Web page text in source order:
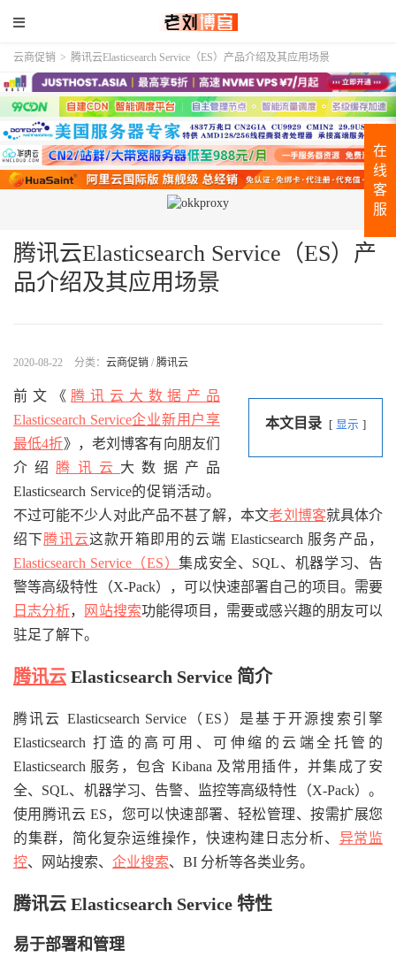
云商促销 > 腾讯云Elasticsearch Service（ES）产品介绍及其应用场景
腾讯云Elasticsearch Service（ES）产
品介绍及其应用场景
2020-08-22 分类： 云商促销 / 腾讯云
本文目录 显示
前文《 腾讯云大数据产品
Elasticsearch Service企业新用户享
最低4折》，老刘博客有向朋友们
介绍 腾讯云 大数据产品
Elasticsearch Service的促销活动。
不过可能不少人对此产品不甚了解，本文老刘博客就具体介
绍下腾讯云这款开箱即用的云端 Elasticsearch 服务产品，
Elasticsearch Service（ES）集成安全、SQL、机器学习、告
警等高级特性（X-Pack），可以快速部署自己的项目。需要
日志分析， 网站搜索功能得项目，需要或感兴趣的朋友可以
驻足了解下。
腾讯云 Elasticsearch Service 简介
腾讯云 Elasticsearch Service（ES）是基于开源搜索引擎
Elasticsearch 打造的高可用、可伸缩的云端全托管的
Elasticsearch 服务，包含 Kibana 及常用插件，并集成了安
全、SQL、机器学习、告警、监控等高级特性（X-Pack）。
使用腾讯云 ES，您可以快速部署、轻松管理、按需扩展您
的集群，简化复杂运维操作，快速构建日志分析、 异常监
控、网站搜索、 企业搜索、BI 分析等各类业务。
腾讯云 Elasticsearch Service 特性
易于部署和管理
在
线
客
服